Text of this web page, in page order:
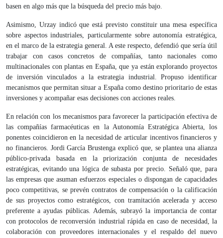
basen en algo más que la búsqueda del precio más bajo.
Asimismo, Urzay indicó que está previsto constituir una mesa específica
sobre aspectos industriales, particularmente sobre autonomía estratégica,
en el marco de la estrategia general. A este respecto, defendió que sería útil
trabajar con casos concretos de compañías, tanto nacionales como
multinacionales con plantas en España, que ya están explorando proyectos
de inversión vinculados a la estrategia industrial. Propuso identificar
mecanismos que permitan situar a España como destino prioritario de estas
inversiones y acompañar esas decisiones con acciones reales.
En relación con los mecanismos para favorecer la participación efectiva de
las compañías farmacéuticas en la Autonomía Estratégica Abierta, los
ponentes coincidieron en la necesidad de articular incentivos financieros y
no financieros. Jordi García Brustenga explicó que, se plantea una alianza
público-privada basada en la priorización conjunta de necesidades
estratégicas, evitando una lógica de subasta por precio. Señaló que, para
las empresas que asuman esfuerzos especiales o dispongan de capacidades
poco competitivas, se prevén contratos de compensación o la calificación
de sus proyectos como estratégicos, con tramitación acelerada y acceso
preferente a ayudas públicas. Además, subrayó la importancia de contar
con protocolos de reconversión industrial rápida en caso de necesidad, la
colaboración con proveedores internacionales y el respaldo del nuevo